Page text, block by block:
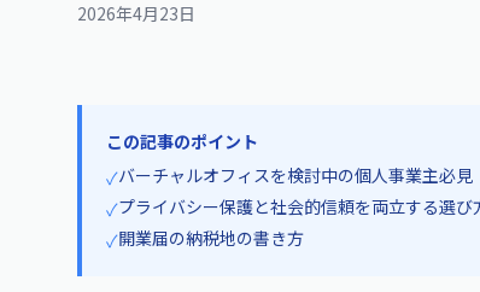
2026年4月23日
この記事のポイント
✓バーチャルオフィスを検討中の個人事業主必見
✓プライバシー保護と社会的信頼を両立する選び
✓開業届の納税地の書き方